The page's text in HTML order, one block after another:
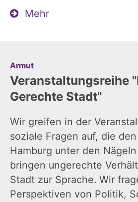
Mehr
Armut:
Veranstaltungsreihe
Gerechte Stadt"
Wir greifen in der
soziale Fragen auf, die
Hamburg unter den
bringen ungerechte
Stadt zur Sprache. Wir
Perspektiven von Politik,